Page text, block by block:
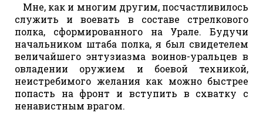
Мне, как и многим другим, посчастливилось
служить и воевать в составе стрелкового
полка, сформированного на Урале. Будучи
начальником штаба полка, я был свидетелем
величайшего энтузиазма воинов-уральцев в
овладении оружием и боевой техникой,
неистребимого желания как можно быстрее
попасть на фронт и вступить в схватку с
ненавистным врагом.